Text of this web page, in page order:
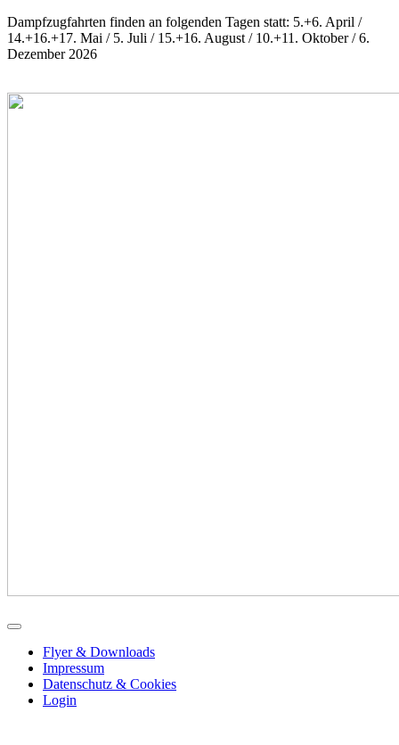
Dampfzugfahrten finden an folgenden Tagen statt: 5.+6. April /
14.+16.+17. Mai / 5. Juli / 15.+16. August / 10.+11. Oktober / 6.
Dezember 2026
Flyer & Downloads
Impressum
Datenschutz & Cookies
Login